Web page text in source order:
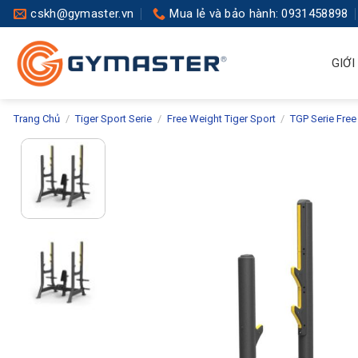
Skip
to
content
cskh@gymaster.vn Mua lẻ và bảo hành: 0931458898
GIỚI
Trang Chủ / Tiger Sport Serie / Free Weight Tiger Sport / TGP Serie